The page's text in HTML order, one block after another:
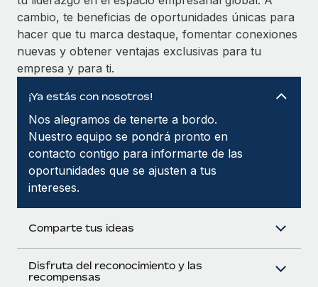
Proporciona dispositivos tecnológicos y contrólalos
en todo el mundo.
Apertura de entidades
Abre entidades conforme a la legalidad enseguida.
Reubica a los empleados con facilidad.
Prestaciones
Gestiona las prestaciones de los empleados sin
complicaciones.
Cómo el personal de Weaviate, empresa
pionera en IA, ha crecido un 120 % con Remote
Weaviate en resumen Weaviate crea infraestructuras de
código abierto basadas en la inteligencia...
Más información
BLOG
Integraciones con Gusto y Xero y Contractor
La misión de Remote sigue siendo ayudar a empresas de
todos los tamaños a contratar, gestionar y...
Más información
Pento se convierte en un empleador equitativo
Gestionar las nóminas internamente es complicado. Tardas
semanas en hacerlo manualmente y, al mes...
¡Ya estás con nosotros!
Nos alegramos de tenerte a bordo.
Nuestro equipo se pondrá pronto en
contacto contigo para informarte de las
oportunidades que se ajusten a tus
intereses.
Comparte tus ideas
Disfruta del reconocimiento y las
recompensas
cambio, te beneficias de oportunidades únicas para
hacer que tu marca destaque, fomentar conexiones
nuevas y obtener ventajas exclusivas para tu
empresa y para ti.